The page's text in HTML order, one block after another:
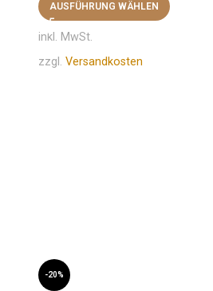
AUSFÜHRUNG WÄHLEN
inkl. MwSt.
zzgl. Versandkosten
-20%